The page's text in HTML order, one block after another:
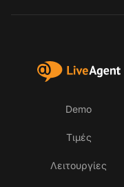
Demo
Τιμές
Λειτουργίες